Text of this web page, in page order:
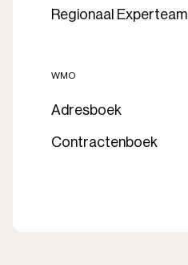
Regionaal Experteam
WMO
Adresboek
Contractenboek